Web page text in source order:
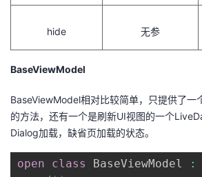
hide 无参
BaseViewModel
BaseViewModel相对比较简单，只提供了一
的方法，还有一个是刷新UI视图的一个
Dialog加载，缺省页加载的状态。
open class BaseViewModel :